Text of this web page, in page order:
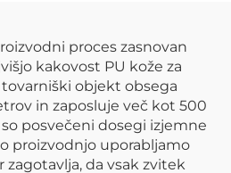
proces zasnovan
kakovost PU kože za
objekt obsega
in zaposluje več kot 500
posvečeni dosegi izjemne
proizvodnjo uporabljamo
da vsak zvitek